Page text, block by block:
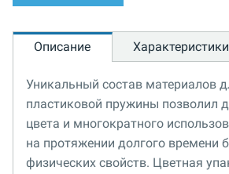
Описание Характеристики
Уникальный состав материалов
пластиковой пружины позволил
цвета и многократного
на протяжении долгого времени
физических свойств. Цветная